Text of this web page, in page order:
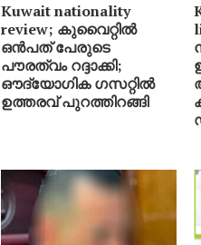
Kuwait nationality
review; കുവൈറ്റിൽ
ഒൻപത് പേരുടെ
പൗരത്വം റദ്ദാക്കി;
ഔദ്യോഗിക ഗസറ്റിൽ
ഉത്തരവ് പുറത്തിറങ്ങി